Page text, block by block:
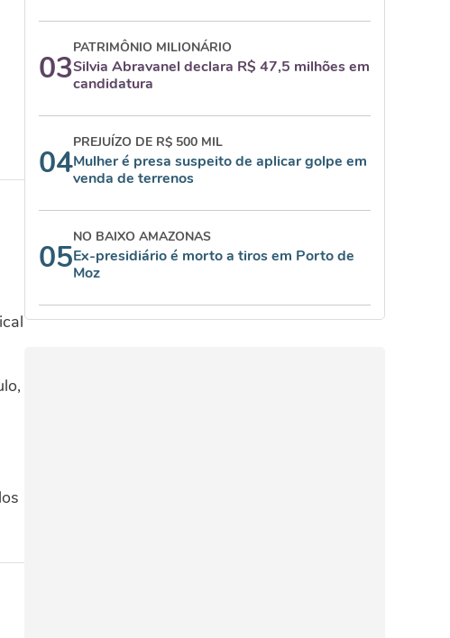
03
PATRIMÔNIO MILIONÁRIO
Silvia Abravanel declara R$ 47,5 milhões em
candidatura
04
PREJUÍZO DE R$ 500 MIL
Mulher é presa suspeito de aplicar golpe em
venda de terrenos
05
NO BAIXO AMAZONAS
Ex-presidiário é morto a tiros em Porto de
Moz